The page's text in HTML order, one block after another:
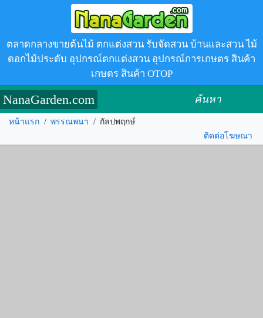
ตลาดกลางขายต้นไม้ ตกแต่งสวน รับจัดสวน บ้านและสวน ไม้
ดอกไม้ประดับ อุปกรณ์ตกแต่งสวน อุปกรณ์การเกษตร สินค้า
เกษตร สินค้า OTOP
NanaGarden.com ค้นหา
หน้าแรก / พรรณพนา / กัลปพฤกษ์
ติดต่อโฆษณา